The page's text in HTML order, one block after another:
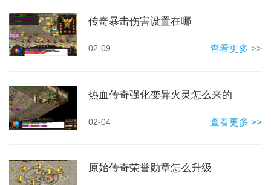
传奇暴击伤害设置在哪
02-09 查看更多 >>
热血传奇强化变异火灵怎么来的
02-04 查看更多 >>
原始传奇荣誉勋章怎么升级